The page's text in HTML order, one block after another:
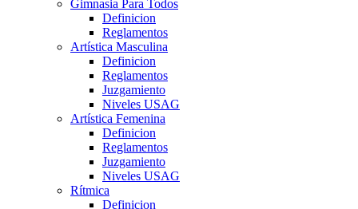
Gimnasia Para Todos
Definicion
Reglamentos
Artística Masculina
Definicion
Reglamentos
Juzgamiento
Niveles USAG
Artística Femenina
Definicion
Reglamentos
Juzgamiento
Niveles USAG
Rítmica
Definicion